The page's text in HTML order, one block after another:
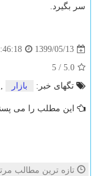
سر بگیرد.
1399/05/13
5.0
/
5
تگهای خبر:
بازار ,
این مطلب را می
تازه ترین مطالب